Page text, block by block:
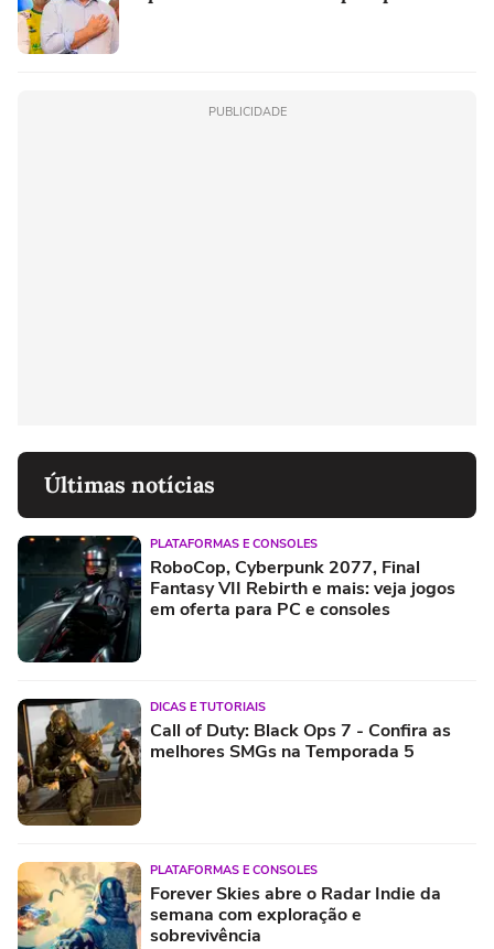
PUBLICIDADE
Últimas notícias
PLATAFORMAS E CONSOLES
RoboCop, Cyberpunk 2077, Final
Fantasy VII Rebirth e mais: veja jogos
em oferta para PC e consoles
DICAS E TUTORIAIS
Call of Duty: Black Ops 7 - Confira as
melhores SMGs na Temporada 5
PLATAFORMAS E CONSOLES
Forever Skies abre o Radar Indie da
semana com exploração e
sobrevivência